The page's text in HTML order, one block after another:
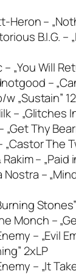
Heron –
B.I.G. –
„You Will
–
w „Sustain”
– „Glitches
„Get Thy
„Castor The
Rakim – „Paid
Nostra –
Monch –
– „Evil
2xLP
– „It